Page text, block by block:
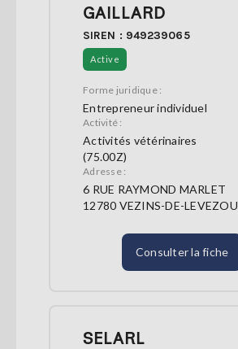
GAILLARD
SIREN : 949239065
Active
Forme juridique :
Entrepreneur individuel
Activité :
Activités vétérinaires
(75.00Z)
Adresse :
6 RUE RAYMOND MARLET
12780 VEZINS-DE-LEVEZOU
Consulter la fiche
SELARL